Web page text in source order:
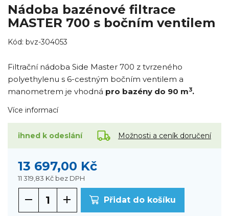
Nádoba bazénové filtrace
MASTER 700 s bočním ventilem
Kód: bvz-304053
Filtrační nádoba Side Master 700 z tvrzeného
polyethylenu s 6-cestným bočním ventilem a
manometrem je vhodná pro bazény do 90 m3.
Více informací
ihned k odeslání Možnosti a ceník doručení
13 697,00 Kč
11 319,83 Kč bez DPH
Přidat do košíku